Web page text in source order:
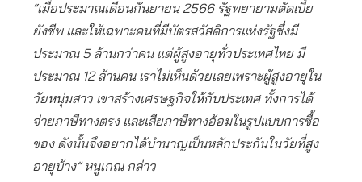
“เมื่อประมาณเดือนกันยายน 2566 รัฐพยายามตัดเบี้ย
ยังชีพ และให้เฉพาะคนที่มีบัตรสวัสดิการแห่งรัฐซึ่งมี
ประมาณ 5 ล้านกว่าคน แต่ผู้สูงอายุทั่วประเทศไทย มี
ประมาณ 12 ล้านคน เราไม่เห็นด้วยเลยเพราะผู้สูงอายุใน
วัยหนุ่มสาว เขาสร้างเศรษฐกิจให้กับประเทศ ทั้งการได้
จ่ายภาษีทางตรง และเสียภาษีทางอ้อมในรูปแบบการซื้อ
ของ ดังนั้นจึงอยากได้บำนาญเป็นหลักประกันในวัยที่สูง
อายุบ้าง” หนูเกณ กล่าว